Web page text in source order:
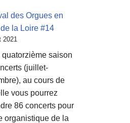
des Orgues en
la Loire #14
2021
quatorzième saison
(juillet-
au cours de
vous pourrez
86 concerts pour
organistique de la